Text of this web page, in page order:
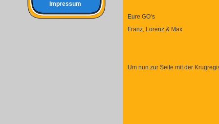
Impressum
Eure GO‘s
Franz, Lorenz & Max
Um nun zur Seite mit der